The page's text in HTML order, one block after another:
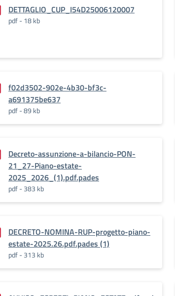
DETTAGLIO_CUP_I54D25006120007
pdf - 18 kb
f02d3502-902e-4b30-bf3c-
a691375be637
pdf - 89 kb
Decreto-assunzione-a-bilancio-PON-
21_27-Piano-estate-
2025_2026_(1).pdf.pades
pdf - 383 kb
DECRETO-NOMINA-RUP-progetto-piano-
estate-2025.26.pdf.pades (1)
pdf - 313 kb